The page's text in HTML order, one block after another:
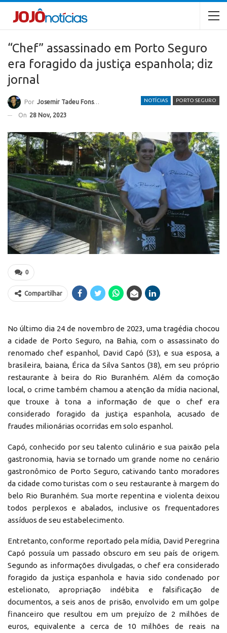
“Chef” assassinado em Porto Seguro
era foragido da justiça espanhola; diz
jornal
NOTÍCIAS PORTO SEGURO
Por Josemir Tadeu Fonseca
On 28 Nov, 2023
0
Compartilhar
No último dia 24 de novembro de 2023, uma tragédia chocou
a cidade de Porto Seguro, na Bahia, com o assassinato do
renomado chef espanhol, David Capó (53), e sua esposa, a
brasileira, baiana, Érica da Silva Santos (38), em seu próprio
restaurante à beira do Rio Buranhém. Além da comoção
local, o crime também chamou a atenção da mídia nacional,
que trouxe à tona a informação de que o chef era
considerado foragido da justiça espanhola, acusado de
fraudes milionárias ocorridas em solo espanhol.
Capó, conhecido por seu talento culinário e sua paixão pela
gastronomia, havia se tornado um grande nome no cenário
gastronômico de Porto Seguro, cativando tanto moradores
da cidade como turistas com o seu restaurante à margem do
belo Rio Buranhém. Sua morte repentina e violenta deixou
todos perplexos e abalados, inclusive os frequentadores
assíduos de seu estabelecimento.
Entretanto, conforme reportado pela mídia, David Peregrina
Capó possuía um passado obscuro em seu país de origem.
Segundo as informações divulgadas, o chef era considerado
foragido da justiça espanhola e havia sido condenado por
estelionato, apropriação indébita e falsificação de
documentos, a seis anos de prisão, envolvido em um golpe
financeiro que resultou em um prejuízo de 2 milhões de
euros, equivalente a cerca de 10 milhões de reais na